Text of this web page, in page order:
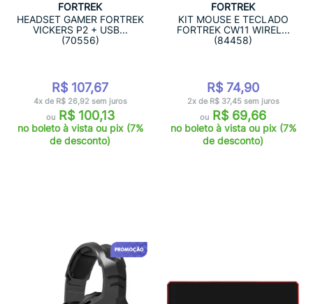
FORTREK
HEADSET GAMER FORTREK
VICKERS P2 + USB...
(70556)
R$ 107,67
4x de R$ 26,92 sem juros
ouR$ 100,13
no boleto à vista ou pix (7%
de desconto)
FORTREK
KIT MOUSE E TECLADO
FORTREK CW11 WIREL...
(84458)
R$ 74,90
2x de R$ 37,45 sem juros
ou R$ 69,66
no boleto à vista ou pix (7%
de desconto)